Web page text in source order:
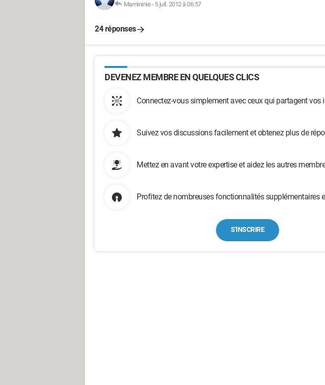
Mamininie- 5 juil. 2012 à 06:57
24 réponses
DEVENEZ MEMBRE EN QUELQUES CLICS
Connectez-vous simplement avec ceux qui partagent vos
Suivez vos discussions facilement et obtenez plus de
Mettez en avant votre expertise et aidez les autres
Profitez de nombreuses fonctionnalités supplémentaires
S'INSCRIRE